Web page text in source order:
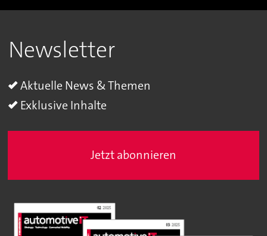
Newsletter
Aktuelle News & Themen
Exklusive Inhalte
Jetzt abonnieren